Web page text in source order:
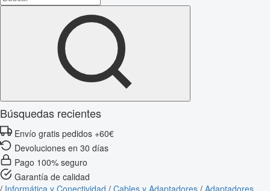
Búsquedas recientes
Envío gratis pedidos +60€
Devoluciones en 30 días
Pago 100% seguro
Garantía de calidad
/ Informática y Conectividad / Cables y Adaptadores / Adaptadores